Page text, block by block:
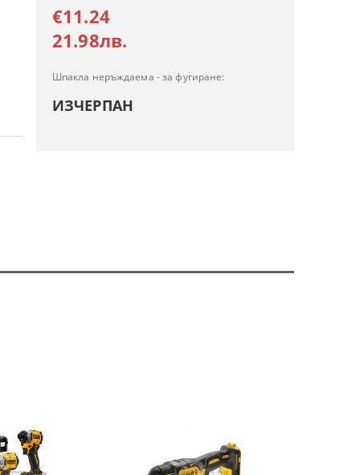
€11.24
21.98лв.
Шпакла неръждаема - за фугиране:
ИЗЧЕРПАН